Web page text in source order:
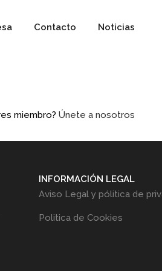
Contacto Noticias
miembro? Únete a nosotros
INFORMACIÓN LEGAL
Aviso Legal y pólitica de
Politica de Cookies